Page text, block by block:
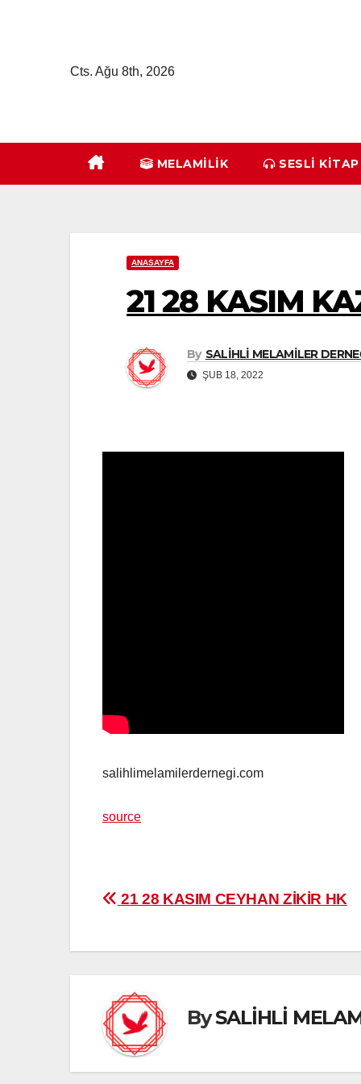
Cts. Ağu 8th, 2026
MELAMILIK SESLİ KİTAP
ANASAYFA
21 28 KASIM
By SALİHLİ MELAMİLER
ŞUB 18, 2022
salihlimelamilerdernegi.com
source
Yazı
21 28 KASIM CEYHAN ZİKİR HK
BySALİHLİ